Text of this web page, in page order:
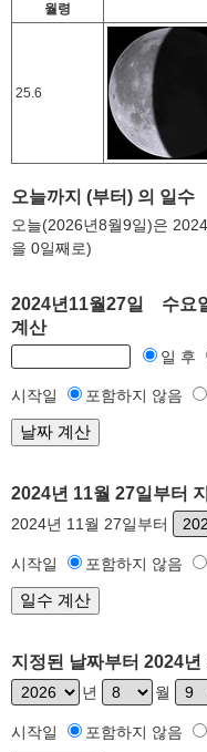
월령
25.6
오늘까지 (부터) 의 일수
오늘(2026년8월9일)은
을 0일째로)
2024년11월27일 수요
계산
일 후
시작일 포함하지 않음
2024년 11월 27일부터
2024년 11월 27일부터
시작일 포함하지 않음
지정된 날짜부터 2024
년 월
시작일 포함하지 않음